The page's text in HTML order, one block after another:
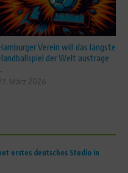
Verein will das längste
der Welt austrage
März 2026
erstes deutsches Studio in